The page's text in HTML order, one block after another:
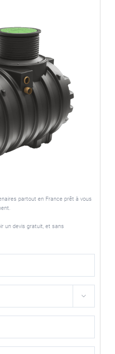
partout en France prêt à vous
un devis gratuit, et sans
